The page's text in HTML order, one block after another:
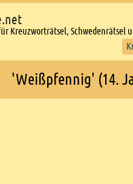
Kreuzworträtsel, Schwedenrätsel
'Weißpfennig' (14.